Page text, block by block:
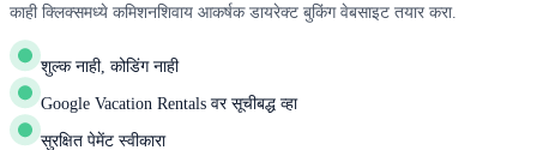
काही क्लिक्समध्ये कमिशनशिवाय आकर्षक डायरेक्ट बुकिंग वेबसाइट तयार करा.
शुल्क नाही, कोडिंग नाही
Google Vacation Rentals वर सूचीबद्ध व्हा
सुरक्षित पेमेंट स्वीकारा